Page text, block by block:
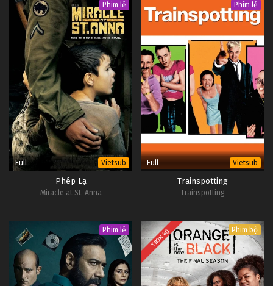
1 Phồn Thành Chi Hạ Tập 1
Vietsub
#1
Phim lẻ
Full Vietsub
Phép Lạ
Miracle at St. Anna
Phim lẻ
Full Vietsub
Trainspotting
Trainspotting
Phim lẻ TRỌN BỘ Phim bộ